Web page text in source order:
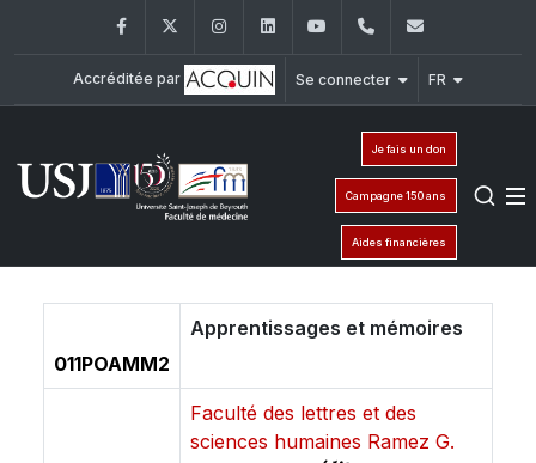
FacebookTwitter InstagramLinkedInYouTube+961 (1) 421 235
Accréditée par Se connecter FR
Je fais un don
Campagne 150 ans
Aides financières
011POAMM2
Apprentissages et mémoires
Faculté des lettres et des
sciences humaines Ramez G.